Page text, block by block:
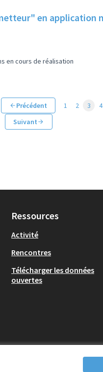
en application
en cours de réalisation
Précédent 1 2 3 4
Suivant
Ressources
Activité
Rencontres
Télécharger les données
ouvertes